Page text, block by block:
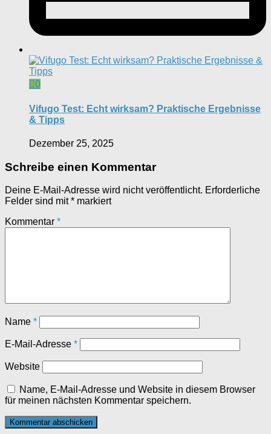
0
Vifugo Test: Echt wirksam? Praktische Ergebnisse
& Tipps
Dezember 25, 2025
Schreibe einen Kommentar
Deine E-Mail-Adresse wird nicht veröffentlicht. Erforderliche
Felder sind mit* markiert
Kommentar *
Name *
E-Mail-Adresse *
Website
Name, E-Mail-Adresse und Website in diesem Browser
für meinen nächsten Kommentar speichern.